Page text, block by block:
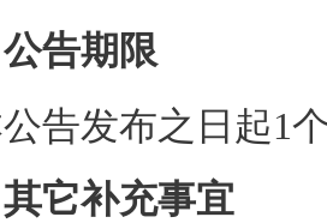
告期限
告发布之日起1
它补充事宜